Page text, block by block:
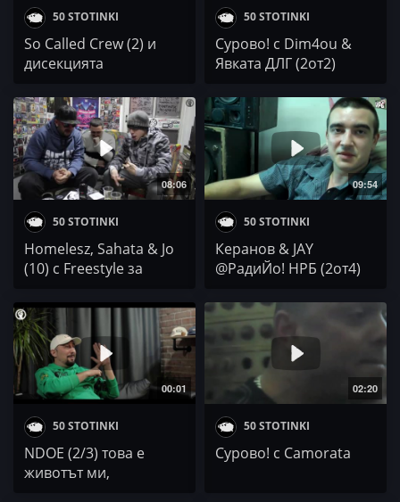
50 STOTINKI
So Called Crew (2) и
дисекцията
50 STOTINKI
Сурово! с Dim4ou &
Явката ДЛГ (2от2)
08:06
50 STOTINKI
Homelesz, Sahata & Jo
(10) с Freestyle за
09:54
50 STOTINKI
Керанов & JAY
@РадиЙо! НРБ (2от4)
00:01
50 STOTINKI
NDOE (2/3) това е
животът ми,
02:20
50 STOTINKI
Сурово! с Camorata